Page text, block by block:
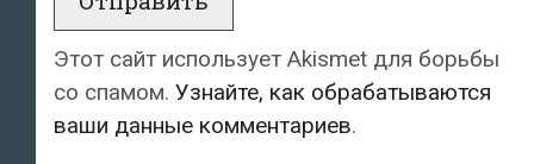
Этот сайт использует Akismet для борьбы
со спамом. Узнайте, как обрабатываются
ваши данные комментариев.